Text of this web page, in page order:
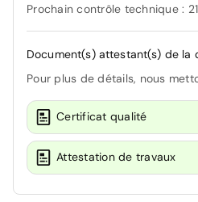
Prochain contrôle technique :
Document(s) attestant(s) de la
Pour plus de détails, nous
Certificat qualité
Attestation de travaux